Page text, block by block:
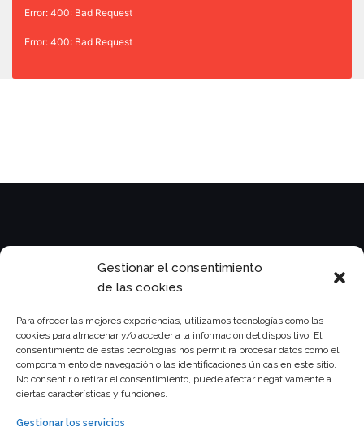
Gestionar el consentimiento
de las cookies
Para ofrecer las mejores experiencias, utilizamos tecnologías como las
cookies para almacenar y/o acceder a la información del dispositivo. El
consentimiento de estas tecnologías nos permitirá procesar datos como el
comportamiento de navegación o las identificaciones únicas en este sitio.
No consentir o retirar el consentimiento, puede afectar negativamente a
ciertas características y funciones.
Gestionar los servicios
Error: 400: Bad Request
Error: 400: Bad Request
Privacy Policy